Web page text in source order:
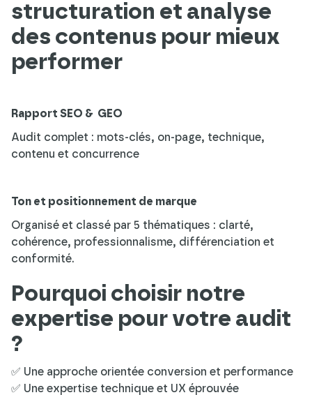
structuration et analyse
des contenus pour mieux
performer
Rapport SEO & GEO
Audit complet : mots-clés, on-page, technique,
contenu et concurrence
Ton et positionnement de marque
Organisé et classé par 5 thématiques : clarté,
cohérence, professionnalisme, différenciation et
conformité.
Pourquoi choisir notre
expertise pour votre audit
?
✅ Une approche orientée conversion et performance
✅ Une expertise technique et UX éprouvée